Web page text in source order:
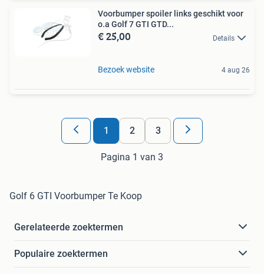
Voorbumper spoiler links geschikt voor
o.a Golf 7 GTI GTD...
€ 25,00 Details
Bezoek website 4 aug 26
1 2 3
Pagina 1 van 3
Golf 6 GTI Voorbumper Te Koop
Gerelateerde zoektermen
Populaire zoektermen